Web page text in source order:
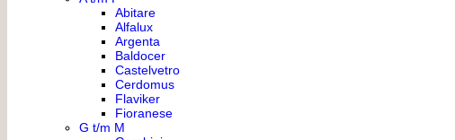
Abitare
Alfalux
Argenta
Baldocer
Castelvetro
Cerdomus
Flaviker
Fioranese
G t/m M